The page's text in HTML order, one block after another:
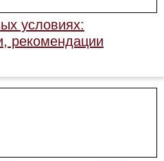
условиях:
рекомендации